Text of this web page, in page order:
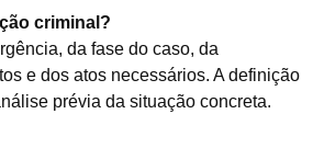
criminal?
da fase do caso, da
e dos atos necessários. A definição
prévia da situação concreta.